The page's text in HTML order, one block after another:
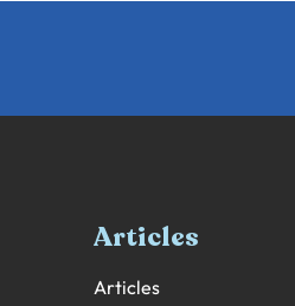
Articles
Articles